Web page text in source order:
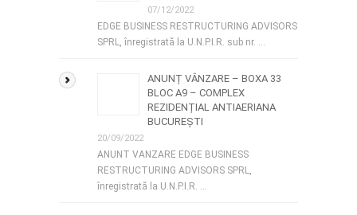
07/12/2022
EDGE BUSINESS RESTRUCTURING ADVISORS
SPRL, înregistrată la U.N.P.I.R. sub nr. …
ANUNȚ VÂNZARE – BOXA 33
BLOC A9 – COMPLEX
REZIDENȚIAL ANTIAERIANA
BUCUREȘTI
20/09/2022
ANUNT VANZARE EDGE BUSINESS
RESTRUCTURING ADVISORS SPRL,
înregistrată la U.N.P.I.R. …